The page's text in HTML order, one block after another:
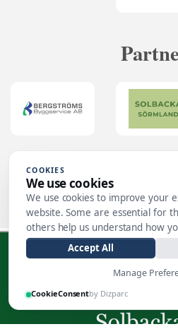
COOKIES
We use cookies
We use cookies to improve your
website. Some are essential for
others help us understand how
Accept All
Manage
CookieConsentby Dizparc